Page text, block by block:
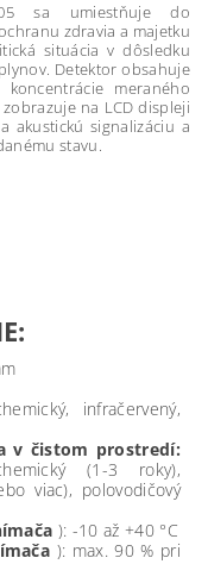
sa umiestňuje do
zdravia a majetku
situácia v dôsledku
Detektor obsahuje
meraného
na LCD displeji
akustickú signalizáciu a
stavu.
infračervený,
v čistom prostredí:
(1-3 roky),
viac), polovodičový
): -10 až +40 °C
): max. 90 % pri